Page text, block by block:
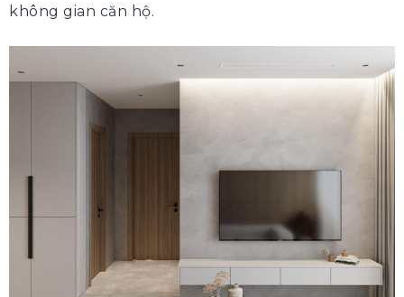
không gian căn hộ.